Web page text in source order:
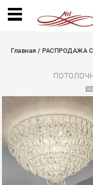
Главная / РАСПРОДАЖА
НА